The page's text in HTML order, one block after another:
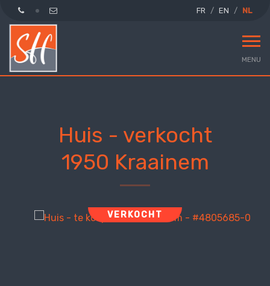
FR EN NL
MENU
Huis - verkocht
1950 Kraainem
VERKOCHT